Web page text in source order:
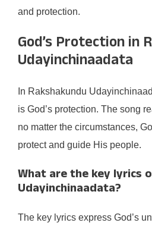
and protection.
God’s Protection in
Udayinchinaadata
In Rakshakundu
is God’s protection. The song
no matter the circumstances,
protect and guide His people.
What are the key lyrics
Udayinchinaadata?
The key lyrics express God’s